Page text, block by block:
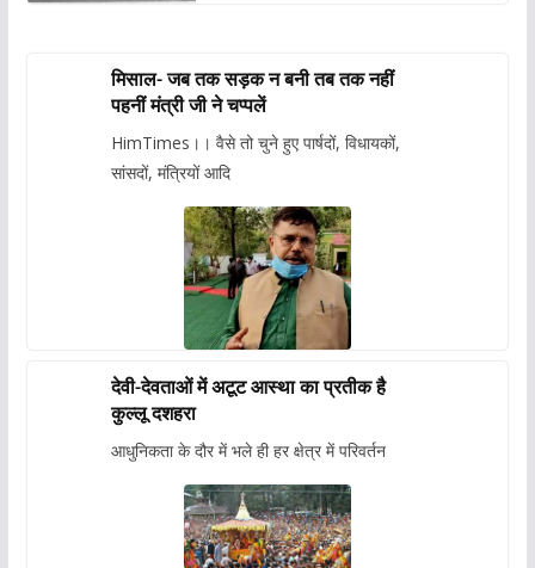
मिसाल- जब तक सड़क न बनी तब तक नहीं
पहनीं मंत्री जी ने चप्पलें
HimTimes।। वैसे तो चुने हुए पार्षदों, विधायकों,
सांसदों, मंत्रियों आदि
देवी-देवताओं में अटूट आस्था का प्रतीक है
कुल्लू दशहरा
आधुनिकता के दौर में भले ही हर क्षेत्र में परिवर्तन